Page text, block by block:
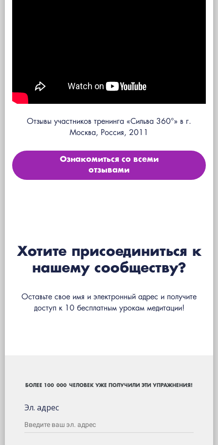
Отзывы участников тренинга «Сильва 360°» в г.
Москва, Россия, 2011
Ознакомиться со всеми
отзывами
Хотите присоединиться к
нашему сообществу?
Оставьте свое имя и электронный адрес и получите
доступ к 10 бесплатным урокам медитации!
БОЛЕЕ 100 000 ЧЕЛОВЕК УЖЕ ПОЛУЧИЛИ ЭТИ УПРАЖНЕНИЯ!
Эл. адрес